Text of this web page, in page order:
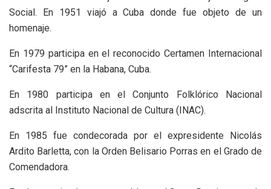
Social. En 1951 viajó a Cuba donde fue objeto de un
homenaje.
En 1979 participa en el reconocido Certamen Internacional
“Carifesta 79” en la Habana, Cuba.
En 1980 participa en el Conjunto Folklórico Nacional
adscrita al Instituto Nacional de Cultura (INAC).
En 1985 fue condecorada por el expresidente Nicolás
Ardito Barletta, con la Orden Belisario Porras en el Grado de
Comendadora.